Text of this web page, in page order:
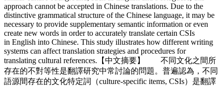
approach cannot be accepted in Chinese translations. Due to the
distinctive grammatical structure of the Chinese language, it may be
necessary to provide supplementary semantic information or even
create new words in order to accurately translate certain CSIs
in English into Chinese. This study illustrates how different writing
systems can affect translation strategies and procedures for
translating cultural references.【中文摘要】 不同文化之間所
存在的不對等性是翻譯研究中常討論的問題。普遍認為，不同
語源間存在的文化特定詞（culture-specific items, CSIs）是翻譯